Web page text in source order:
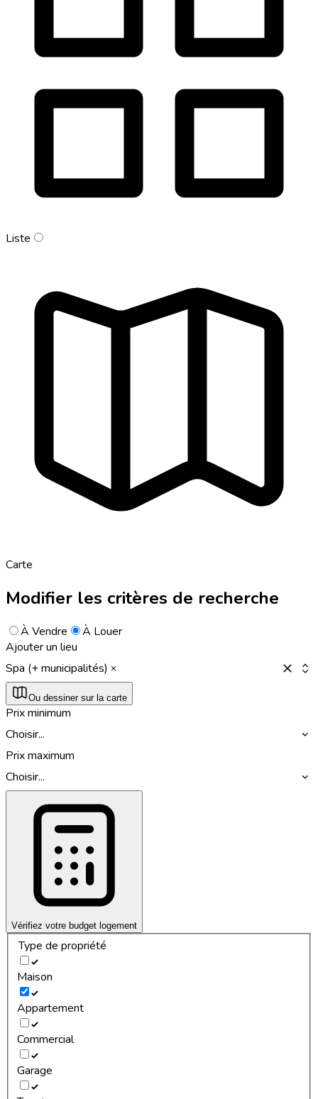
Liste
Carte
Modifier les critères de recherche
À Vendre
À Louer
Ajouter un lieu
Spa (+ municipalités)
Ou dessiner sur la carte
Prix minimum
Choisir...
Prix maximum
Choisir...
Vérifiez votre budget logement
Type de propriété
Maison
Appartement
Commercial
Garage